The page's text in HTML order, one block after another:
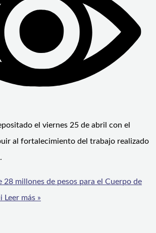
el viernes 25 de abril con el
al fortalecimiento del trabajo realizado
28 millones de pesos para el Cuerpo de
Leer más »